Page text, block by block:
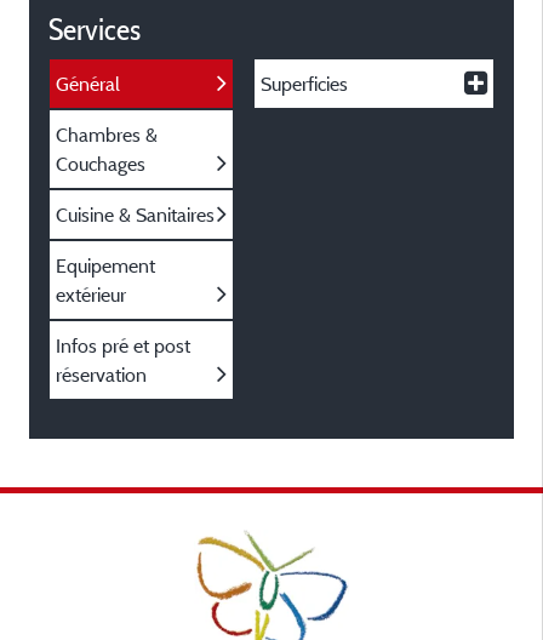
Services
Général
Chambres &
Couchages
Cuisine & Sanitaires
Equipement
extérieur
Infos pré et post
réservation
Superficies